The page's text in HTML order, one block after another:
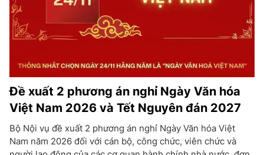
Đề xuất 2 phương án nghỉ Ngày Văn hóa
Việt Nam 2026 và Tết Nguyên đán 2027
Bộ Nội vụ đề xuất 2 phương án nghỉ Ngày Văn hóa Việt
Nam năm 2026 đối với cán bộ, công chức, viên chức và